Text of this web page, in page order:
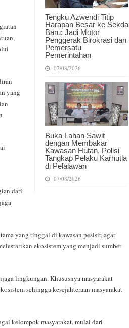
Tengku Azwendi Titip
Harapan Besar ke Sekda
Baru: Jadi Motor
Penggerak Birokrasi dan
Pemersatu
Pemerintahan
07/08/2026
Buka Lahan Sawit
dengan Membakar
Kawasan Hutan, Polisi
Tangkap Pelaku Karhutla
di Pelalawan
07/08/2026
yang
dari
yang tinggal di kawasan pesisir, agar
ekosistem yang menjadi sumber
lingkungan. Khususnya masyarakat
sehingga kesejahteraan masyarakat
kelompok masyarakat, mulai dari